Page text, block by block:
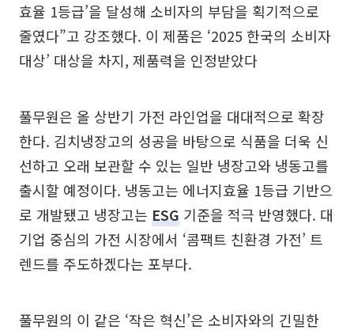
효율 1등급’을 달성해 소비자의 부담을 획기적으로
줄였다”고 강조했다. 이 제품은 ‘2025 한국의 소비자
대상’ 대상을 차지, 제품력을 인정받았다
풀무원은 올 상반기 가전 라인업을 대대적으로 확장
한다. 김치냉장고의 성공을 바탕으로 식품을 더욱 신
선하고 오래 보관할 수 있는 일반 냉장고와 냉동고를
출시할 예정이다. 냉동고는 에너지효율 1등급 기반으
로 개발됐고 냉장고는 ESG 기준을 적극 반영했다. 대
기업 중심의 가전 시장에서 ‘콤팩트 친환경 가전’ 트
렌드를 주도하겠다는 포부다.
풀무원의 이 같은 ‘작은 혁신’은 소비자와의 긴밀한